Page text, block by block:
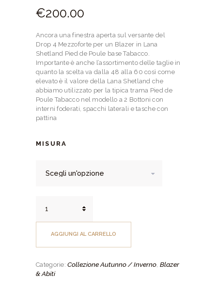
€200.00
Ancora una finestra aperta sul versante del
Drop 4 Mezzoforte per un Blazer in Lana
Shetland Pied de Poule base Tabacco.
Importante è anche l’assortimento delle taglie in
quanto la scelta va dalla 48 alla 60 così come
elevato è il valore della Lana Shetland che
abbiamo utilizzato per la tipica trama Pied de
Poule Tabacco nel modello a 2 Bottoni con
interni foderati, spacchi laterali e tasche con
pattina
MISURA
Pura
Poule
4
quantità
AGGIUNGI AL CARRELLO
Categorie:Collezione Autunno / Inverno Blazer
& Abiti